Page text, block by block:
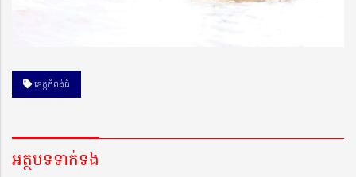
ខេត្តកំពង់ធំ
អត្ថបទទាក់ទង